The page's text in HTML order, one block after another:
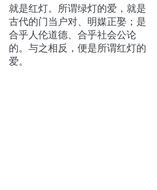
就是红灯。所谓绿灯的爱，就是
古代的门当户对、明媒正娶；是
合乎人伦道德、合乎社会公论
的。与之相反，便是所谓红灯的
爱。